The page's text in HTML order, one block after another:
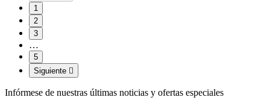
1
2
3
…
5
Siguiente 
Infórmese de nuestras últimas noticias y ofertas especiales